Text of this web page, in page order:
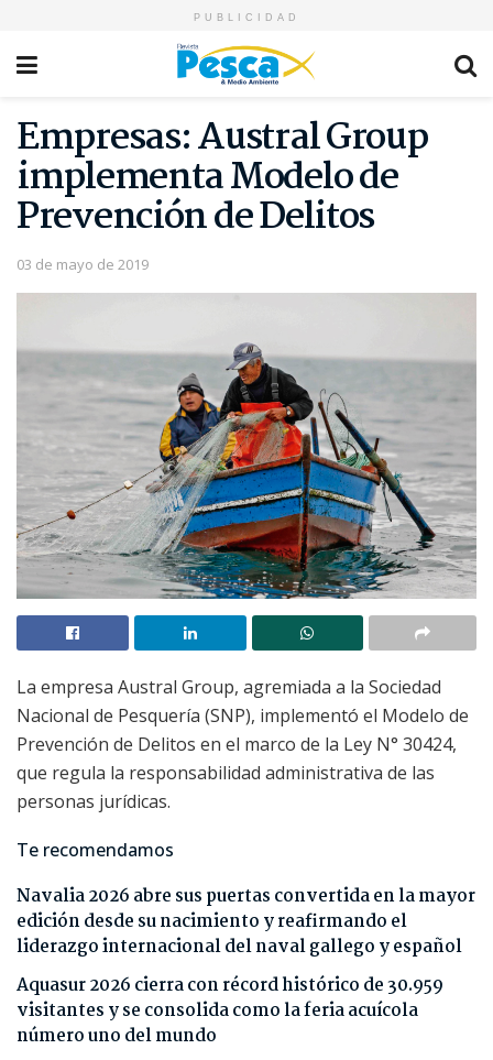
PUBLICIDAD
Empresas: Austral Group
implementa Modelo de
Prevención de Delitos
03 de mayo de 2019
La empresa Austral Group, agremiada a la Sociedad
Nacional de Pesquería (SNP), implementó el Modelo de
Prevención de Delitos en el marco de la Ley N° 30424,
que regula la responsabilidad administrativa de las
personas jurídicas.
Te recomendamos
Navalia 2026 abre sus puertas convertida en la mayor
edición desde su nacimiento y reafirmando el
liderazgo internacional del naval gallego y español
Aquasur 2026 cierra con récord histórico de 30.959
visitantes y se consolida como la feria acuícola
número uno del mundo